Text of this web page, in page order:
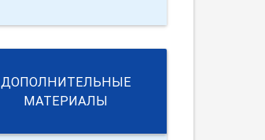
ДОПОЛНИТЕЛЬНЫЕ
МАТЕРИАЛЫ